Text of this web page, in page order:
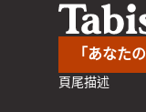
「あなた
頁尾描述